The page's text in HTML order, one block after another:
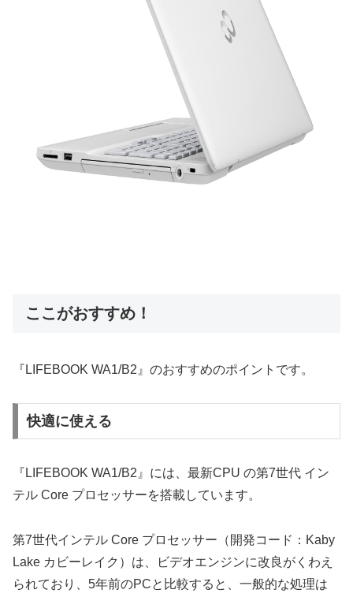
ここがおすすめ！
『LIFEBOOK WA1/B2』のおすすめのポイントです。
快適に使える
『LIFEBOOK WA1/B2』には、最新CPU の第7世代 イン
テル Core プロセッサーを搭載しています。
第7世代インテル Core プロセッサー（開発コード：Kaby
Lake カビーレイク）は、ビデオエンジンに改良がくわえ
られており、5年前のPCと比較すると、一般的な処理は